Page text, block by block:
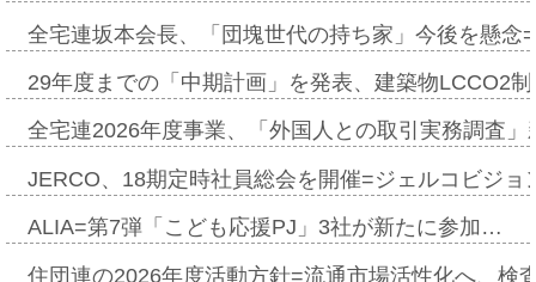
全宅連坂本会長、「団塊世代の持ち家」今後を懸
29年度までの「中期計画」を発表、建築物LCCO2
全宅連2026年度事業、「外国人との取引実務調査
JERCO、18期定時社員総会を開催=ジェルコビジ
ALIA=第7弾「こども応援PJ」3社が新たに参加…
住団連の2026年度活動方針=流通市場活性化へ、検